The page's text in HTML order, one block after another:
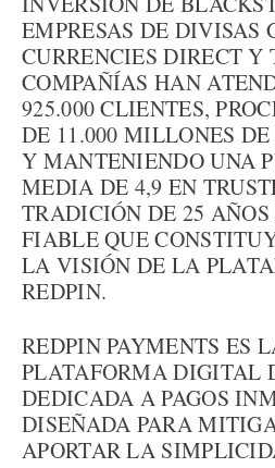
EMPRESAS DE DIVISAS
CURRENCIES DIRECT Y
COMPAÑÍAS HAN
925.000 CLIENTES,
DE 11.000 MILLONES
Y MANTENIENDO UNA
MEDIA DE 4,9 EN
TRADICIÓN DE 25
FIABLE QUE
LA VISIÓN DE LA
REDPIN.
REDPIN PAYMENTS ES
PLATAFORMA DIGITAL
DEDICADA A PAGOS
DISEÑADA PARA
APORTAR LA